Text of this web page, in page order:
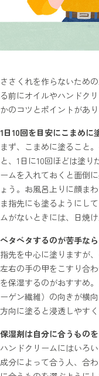
ささくれを作らないため
る前にオイルやハンドク
かのコツとポイントがあり
1日10回を目安にこまめに
まず、こまめに塗ること
と、1日に10回ほどは塗り
ームを入れておくと面倒
ょう。お風呂上りに顔ま
ま指先にも塗るようにし
ムがないときには、日焼
ベタベタするのが苦手な
指先を中心に塗りますが
左右の手の甲をこすり合
を保湿するのがおすすめ
ーゲン繊維）の向きが横
方向に塗ると浸透しやすく
保湿剤は自分に合うものを
ハンドクリームにはいろ
成分によって合う人、合